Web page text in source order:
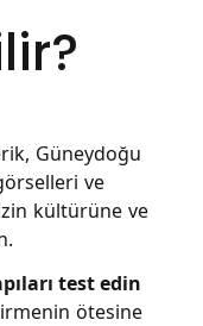
Güneydoğu
ve
kültürüne ve
test edin
ötesine